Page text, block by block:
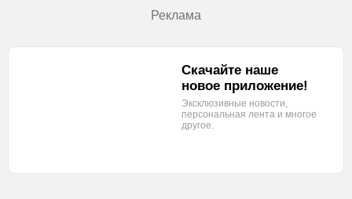
Реклама
Скачайте наше
новое приложение!
Эксклюзивные новости,
персональная лента и многое
другое.